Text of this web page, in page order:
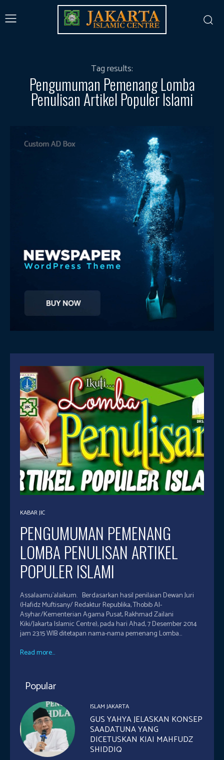
Tag results:
Pengumuman Pemenang Lomba
Penulisan Artikel Populer Islami
KABAR JIC
PENGUMUMAN PEMENANG
LOMBA PENULISAN ARTIKEL
POPULER ISLAMI
Assalaamu`alaikum. Berdasarkan hasil penilaian Dewan Juri
(Hafidz Muftisany/ Redaktur Republika, Thobib Al-
Asyhar/Kementerian Agama Pusat, Rakhmad Zailani
Kiki/Jakarta Islamic Centre), pada hari Ahad, 7 Desember 2014
jam 23.15 WIB ditetapan nama-nama pemenang Lomba...
Read more...
Popular
ISLAM JAKARTA
GUS YAHYA JELASKAN KONSEP
SAADATUNA YANG
DICETUSKAN KIAI MAHFUDZ
SHIDDIQ